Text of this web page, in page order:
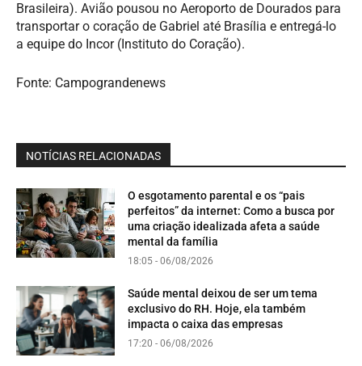
Brasileira). Avião pousou no Aeroporto de Dourados para
transportar o coração de Gabriel até Brasília e entregá-lo
a equipe do Incor (Instituto do Coração).
Fonte: Campograndenews
NOTÍCIAS RELACIONADAS
O esgotamento parental e os “pais
perfeitos” da internet: Como a busca por
uma criação idealizada afeta a saúde
mental da família
18:05 - 06/08/2026
Saúde mental deixou de ser um tema
exclusivo do RH. Hoje, ela também
impacta o caixa das empresas
17:20 - 06/08/2026